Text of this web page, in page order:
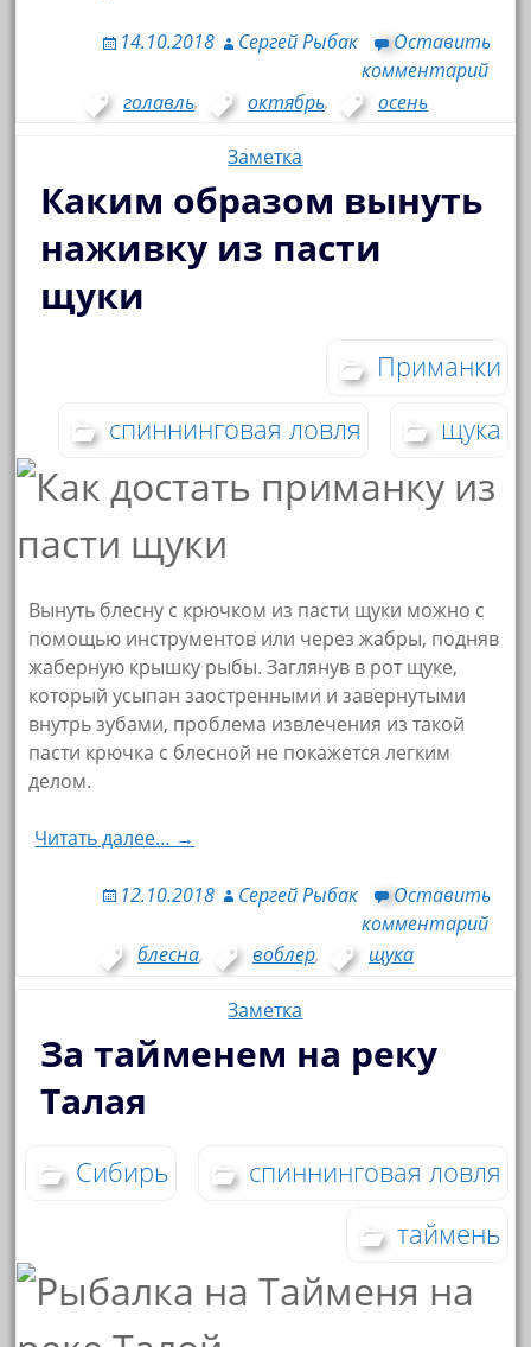
14.10.2018 Сергей Рыбак
Оставить
комментарий
голавль, октябрь, осень
Заметка
Каким образом вынуть
наживку из пасти
щуки
Приманки
спиннинговая ловля
щука
Вынуть блесну с крючком из пасти щуки можно с
помощью инструментов или через жабры, подняв
жаберную крышку рыбы. Заглянув в рот щуке,
который усыпан заостренными и завернутыми
внутрь зубами, проблема извлечения из такой
пасти крючка с блесной не покажется легким
делом.
Читать далее… →
12.10.2018 Сергей Рыбак
Оставить
комментарий
блесна, воблер, щука
Заметка
За тайменем на реку
Талая
Сибирь
спиннинговая ловля
таймень